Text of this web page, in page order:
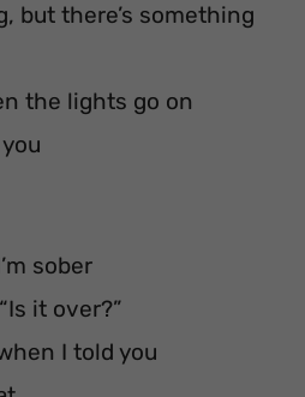
but there’s something
the lights go on
sober
it over?”
I told you